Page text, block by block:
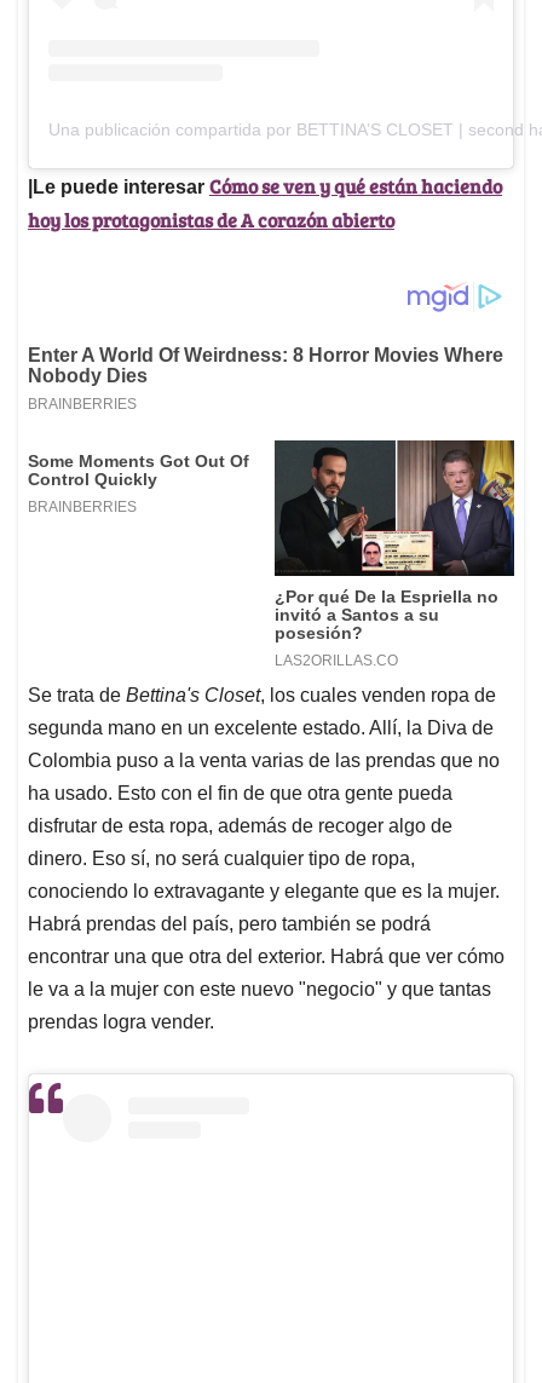
Una publicación compartida por BETTINA’S CLOSET | second
|Le puede interesar Cómo se ven y qué están haciendo
hoy los protagonistas de A corazón abierto
Se trata de Bettina's Closet, los cuales venden ropa de
segunda mano en un excelente estado. Allí, la Diva de
Colombia puso a la venta varias de las prendas que no
ha usado. Esto con el fin de que otra gente pueda
disfrutar de esta ropa, además de recoger algo de
dinero. Eso sí, no será cualquier tipo de ropa,
conociendo lo extravagante y elegante que es la mujer.
Habrá prendas del país, pero también se podrá
encontrar una que otra del exterior. Habrá que ver cómo
le va a la mujer con este nuevo "negocio" y que tantas
prendas logra vender.